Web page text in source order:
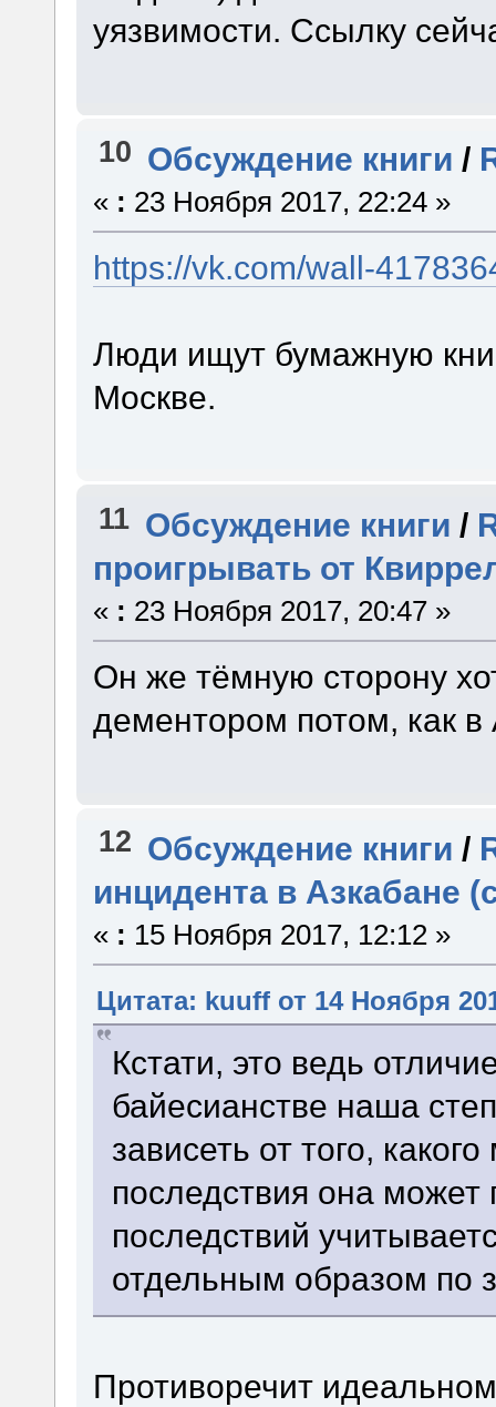
уязвимости. Ссылку
10 Обсуждение книги /
« : 23 Ноября 2017, 22:24 »
https://vk.com/wall-
Люди ищут бумажную
Москве.
11 Обсуждение книги /
проигрывать от
« : 23 Ноября 2017, 20:47 »
Он же тёмную сторону
дементором потом, как
12 Обсуждение книги /
инцидента в Азкабане
« : 15 Ноября 2017, 12:12 »
Цитата: kuuff от 14 Ноября
Кстати, это ведь
байесианстве наша
зависеть от того,
последствия она
последствий
отдельным образом по
Противоречит